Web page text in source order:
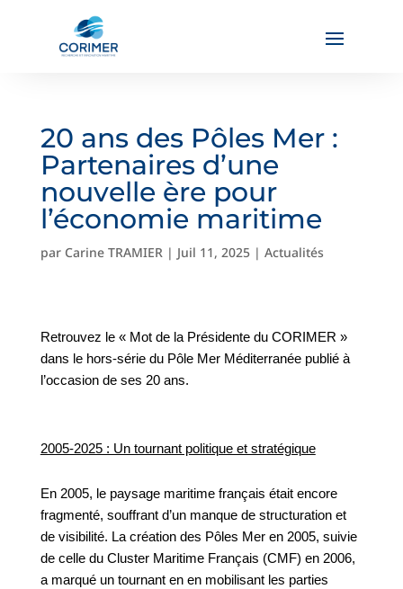
20 ans des Pôles Mer :
Partenaires d’une
nouvelle ère pour
l’économie maritime
par Carine TRAMIER| Juil 11, 2025| Actualités
Retrouvez le « Mot de la Présidente du CORIMER »
dans le hors-série du Pôle Mer Méditerranée publié à
l’occasion de ses 20 ans.
2005-2025 : Un tournant politique et stratégique
En 2005, le paysage maritime français était encore
fragmenté, souffrant d’un manque de structuration et
de visibilité. La création des Pôles Mer en 2005, suivie
de celle du Cluster Maritime Français (CMF) en 2006,
a marqué un tournant en en mobilisant les parties